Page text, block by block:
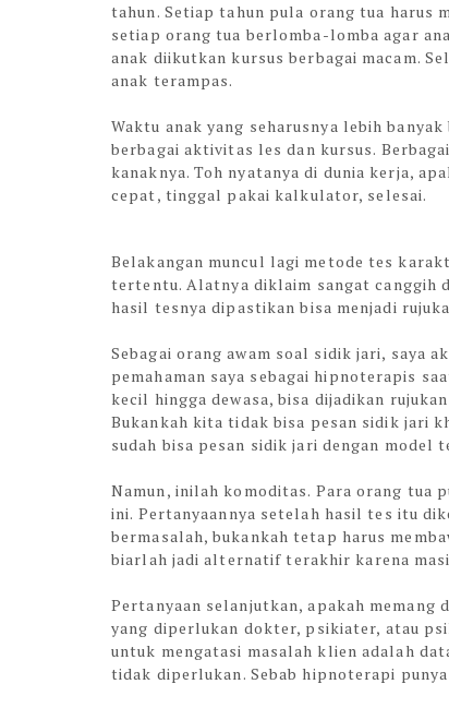
tahun. Setiap tahun pula orang tua harus
setiap orang tua berlomba-lomba agar
anak diikutkan kursus berbagai macam.
anak terampas.
Waktu anak yang seharusnya lebih
berbagai aktivitas les dan kursus.
kanaknya. Toh nyatanya di dunia kerja,
cepat, tinggal pakai kalkulator, selesai.
Belakangan muncul lagi metode tes
tertentu. Alatnya diklaim sangat canggih
hasil tesnya dipastikan bisa menjadi
Sebagai orang awam soal sidik jari, saya
pemahaman saya sebagai hipnoterapis
kecil hingga dewasa, bisa dijadikan
Bukankah kita tidak bisa pesan sidik jari
sudah bisa pesan sidik jari dengan model
Namun, inilah komoditas. Para orang tua
ini. Pertanyaannya setelah hasil tes itu
bermasalah, bukankah tetap harus
biarlah jadi alternatif terakhir karena
Pertanyaan selanjutkan, apakah memang
yang diperlukan dokter, psikiater, atau
untuk mengatasi masalah klien adalah
tidak diperlukan. Sebab hipnoterapi